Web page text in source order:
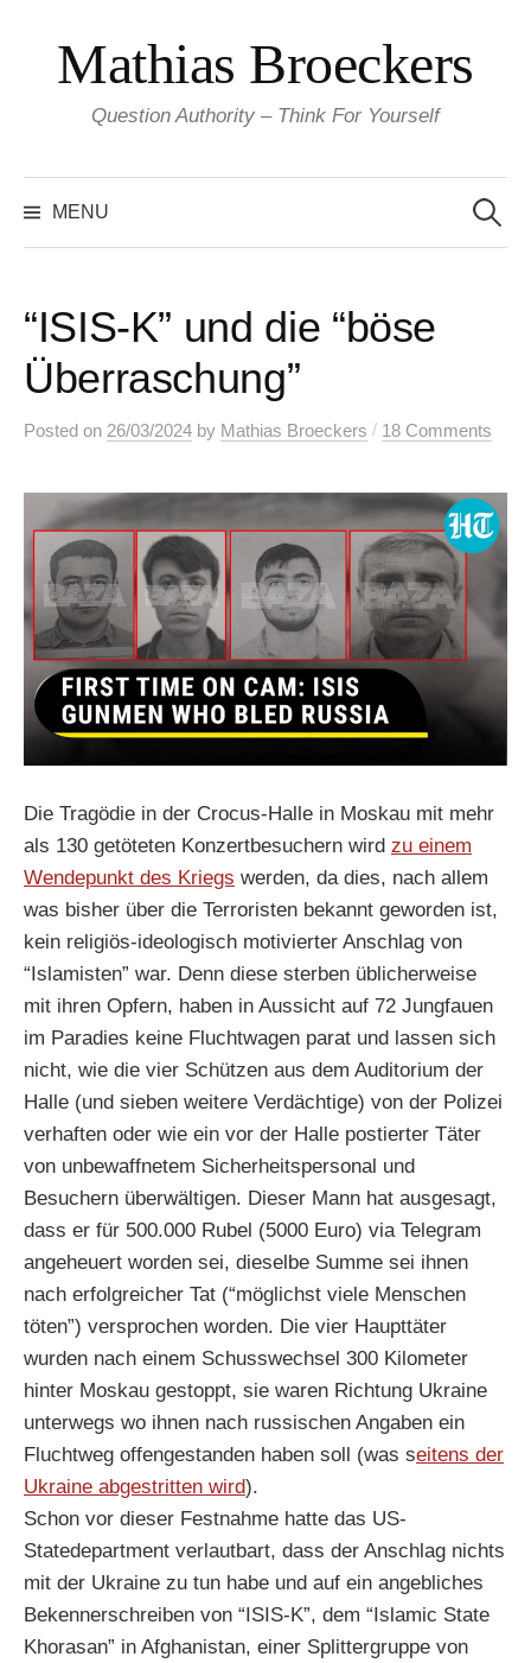
content
Mathias Broeckers
Question Authority – Think For Yourself
MENU
for:
“ISIS-K” und die “böse
Überraschung”
Posted on 26/03/2024 by Mathias Broeckers / 18 Comments
Die Tragödie in der Crocus-Halle in Moskau mit mehr
als 130 getöteten Konzertbesuchern wird zu einem
Wendepunkt des Kriegs werden, da dies, nach allem
was bisher über die Terroristen bekannt geworden ist,
kein religiös-ideologisch motivierter Anschlag von
“Islamisten” war. Denn diese sterben üblicherweise
mit ihren Opfern, haben in Aussicht auf 72 Jungfauen
im Paradies keine Fluchtwagen parat und lassen sich
nicht, wie die vier Schützen aus dem Auditorium der
Halle (und sieben weitere Verdächtige) von der Polizei
verhaften oder wie ein vor der Halle postierter Täter
von unbewaffnetem Sicherheitspersonal und
Besuchern überwältigen. Dieser Mann hat ausgesagt,
dass er für 500.000 Rubel (5000 Euro) via Telegram
angeheuert worden sei, dieselbe Summe sei ihnen
nach erfolgreicher Tat (“möglichst viele Menschen
töten”) versprochen worden. Die vier Haupttäter
wurden nach einem Schusswechsel 300 Kilometer
hinter Moskau gestoppt, sie waren Richtung Ukraine
unterwegs wo ihnen nach russischen Angaben ein
Fluchtweg offengestanden haben soll (was seitens der
Ukraine abgestritten wird).
Schon vor dieser Festnahme hatte das US-
Statedepartment verlautbart, dass der Anschlag nichts
mit der Ukraine zu tun habe und auf ein angebliches
Bekennerschreiben von “ISIS-K”, dem “Islamic State
Khorasan” in Afghanistan, einer Splittergruppe von